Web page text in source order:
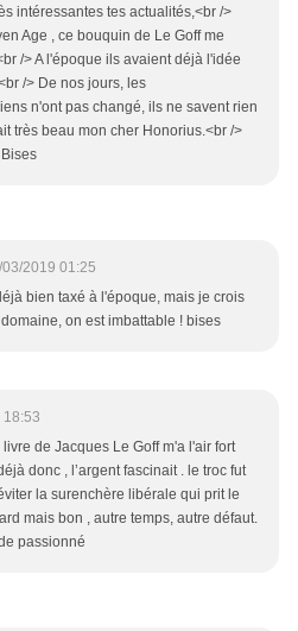
intéressantes tes actualités,<br />
Age , ce bouquin de Le Goff me
/> A l'époque ils avaient déjà l'idée
/> De nos jours, les
n'ont pas changé, ils ne savent rien
très beau mon cher Honorius.<br />
2019 01:25
bien taxé à l'époque, mais je crois
on est imbattable ! bises
de Jacques Le Goff m'a l'air fort
donc , l’argent fascinait . le troc fut
la surenchère libérale qui prit le
mais bon , autre temps, autre défaut.
passionné